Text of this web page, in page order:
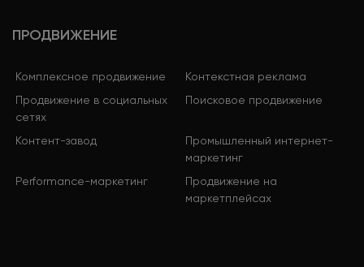
ПРОДВИЖЕНИЕ
Комплексное продвижение
Контекстная реклама
Продвижение в социальных
сетях
Поисковое продвижение
Контент-завод
Промышленный интернет-
маркетинг
Performance-маркетинг
Продвижение на
маркетплейсах